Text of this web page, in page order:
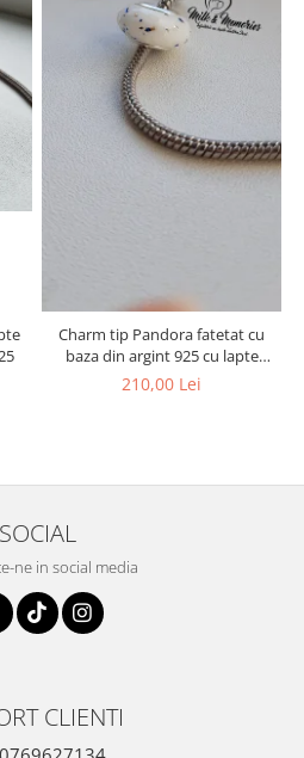
Charm tip Pandora fatetat cu
baza din argint 925 cu lapte
matern si foita decorativa
210,00 Lei
SOCIAL
ne in social media
CLIENTI